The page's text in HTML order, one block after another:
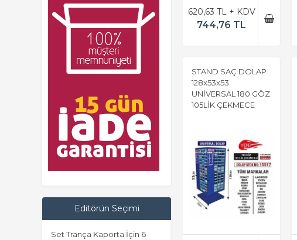
Editörün Seçimi
Set Trança Kaporta İçin 6
STAND DOLAP 103x51x51
620,63 TL + KDV
744,76 TL
STAND SAÇ DOLAP
128x53x53
UNİVERSAL 180 GÖZ
105LİK ÇEKMECE